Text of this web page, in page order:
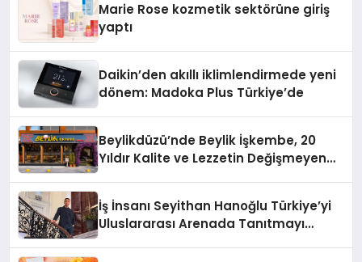
Marie Rose kozmetik sektörüne giriş
yaptı
Daikin’den akıllı iklimlendirmede yeni
dönem: Madoka Plus Türkiye’de
Beylikdüzü’nde Beylik İşkembe, 20
Yıldır Kalite ve Lezzetin Değişmeyen
İş İnsanı Seyithan Hanoğlu Türkiye’yi
Uluslararası Arenada Tanıtmayı